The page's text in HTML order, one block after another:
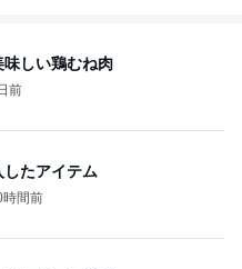
味しい鶏むね肉
前
たアイテム
時間前